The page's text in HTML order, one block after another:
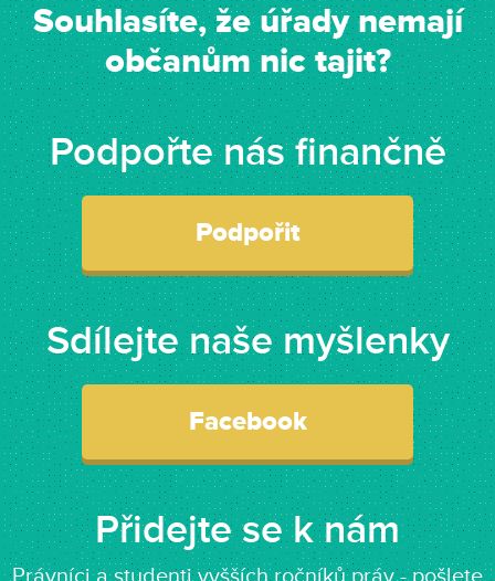
Souhlasíte, že úřady nemají
občanům nic tajit?
Podpořte nás finančně
Podpořit
Sdílejte naše myšlenky
Facebook
Přidejte se k nám